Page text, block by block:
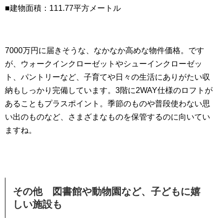
■建物面積：111.77平方メートル
7000万円に届きそうな、なかなか高めな物件価格。です
が、ウォークインクローゼットやシューインクローゼッ
ト、パントリーなど、子育てや日々の生活にありがたい収
納もしっかり完備しています。3階に2WAY仕様のロフトが
あることもプラスポイント。季節のものや普段使わない思
い出のものなど、さまざまなものを保管するのに向いてい
ますね。
その他 図書館や動物園など、子どもに嬉
しい施設も